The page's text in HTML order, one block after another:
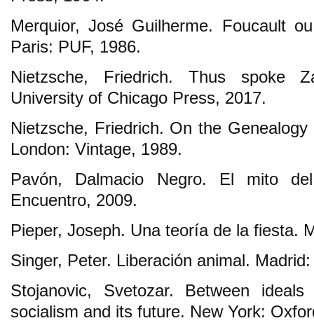
Merquior, José Guilherme. Foucault
Paris: PUF, 1986.
Nietzsche, Friedrich. Thus spoke
University of Chicago Press, 2017.
Nietzsche, Friedrich. On the
London: Vintage, 1989.
Pavón, Dalmacio Negro. El mito
Encuentro, 2009.
Pieper, Joseph. Una teoría de la fiesta.
Singer, Peter. Liberación animal.
Stojanovic, Svetozar. Between
socialism and its future. New York: